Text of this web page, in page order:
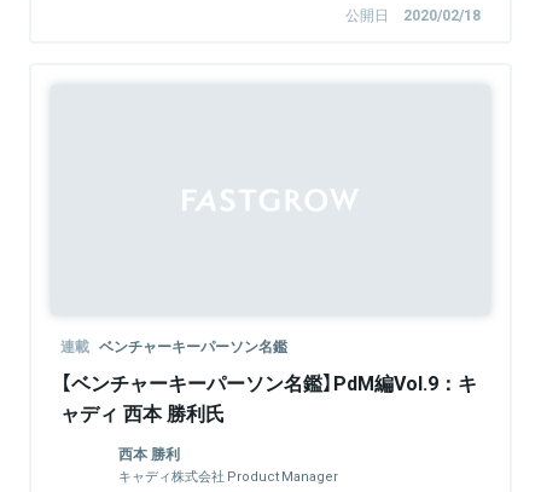
公開日 2020/02/18
連載 ベンチャーキーパーソン名鑑
【ベンチャーキーパーソン名鑑】PdM編Vol.9：キ
ャディ 西本 勝利氏
西本 勝利
キャディ株式会社 Product Manager